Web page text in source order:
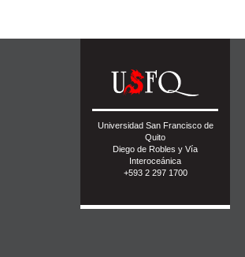
Universidad San Francisco de
Quito
Diego de Robles y Vía
Interoceánica
+593 2 297 1700